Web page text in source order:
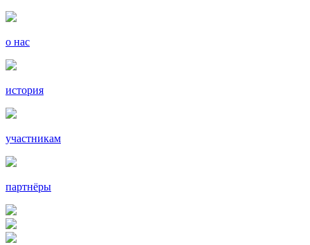
о нас
история
участникам
партнёры